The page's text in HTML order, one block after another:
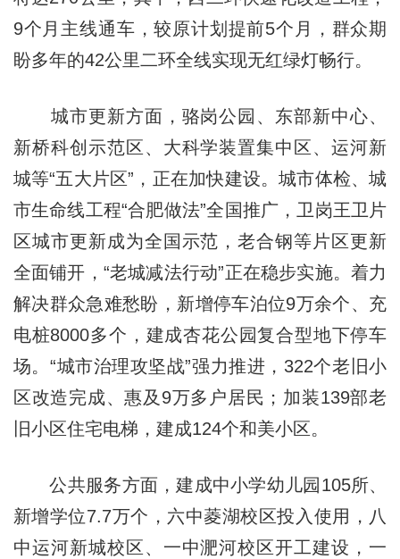
9个月主线通车，较原计划提前5个月，群众期
盼多年的42公里二环全线实现无红绿灯畅行。
城市更新方面，骆岗公园、东部新中心、
新桥科创示范区、大科学装置集中区、运河新
城等“五大片区”，正在加快建设。城市体检、城
市生命线工程“合肥做法”全国推广，卫岗王卫片
区城市更新成为全国示范，老合钢等片区更新
全面铺开，“老城减法行动”正在稳步实施。着力
解决群众急难愁盼，新增停车泊位9万余个、充
电桩8000多个，建成杏花公园复合型地下停车
场。“城市治理攻坚战”强力推进，322个老旧小
区改造完成、惠及9万多户居民；加装139部老
旧小区住宅电梯，建成124个和美小区。
公共服务方面，建成中小学幼儿园105所、
新增学位7.7万个，六中菱湖校区投入使用，八
中运河新城校区、一中淝河校区开工建设，一